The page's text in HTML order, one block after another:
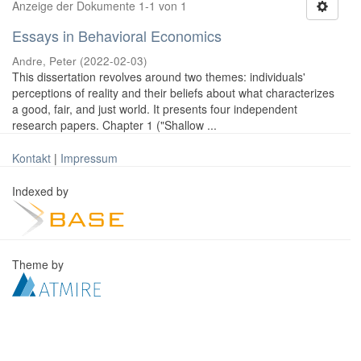
Anzeige der Dokumente 1-1 von 1
Essays in Behavioral Economics
Andre, Peter (2022-02-03)
This dissertation revolves around two themes: individuals'
perceptions of reality and their beliefs about what characterizes
a good, fair, and just world. It presents four independent
research papers. Chapter 1 ("Shallow ...
Kontakt | Impressum
Indexed by
Theme by